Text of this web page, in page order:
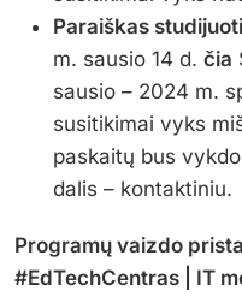
Paraiškas
m. sausio 14 d. čia
sausio – 2024 m.
susitikimai vyks
paskaitų bus
dalis – kontaktiniu.
Programų vaizdo
#EdTechCentras | IT